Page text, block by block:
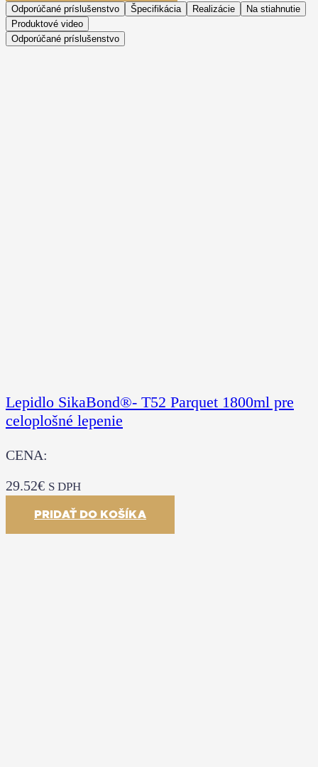
Odporúčané príslušenstvo Špecifikácia Realizácie
Na stiahnutie
Produktové video
Odporúčané príslušenstvo
Lepidlo SikaBond®- T52 Parquet 1800ml pre
celoplošné lepenie
CENA:
29.52€ S DPH
PRIDAŤ DO KOŠÍKA